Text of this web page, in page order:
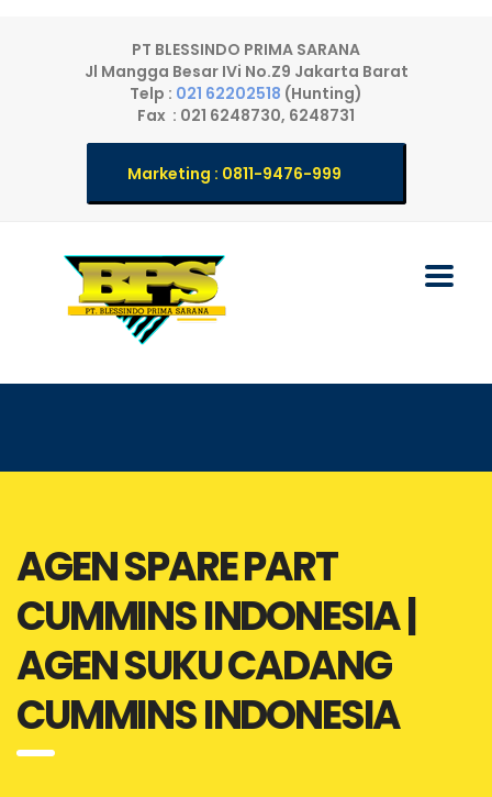
PT BLESSINDO PRIMA SARANA
Jl Mangga Besar IVi No.Z9 Jakarta Barat
Telp : 021 62202518 (Hunting)
Fax : 021 6248730, 6248731
Marketing : 0811-9476-999
AGEN SPARE PART
CUMMINS INDONESIA |
AGEN SUKU CADANG
CUMMINS INDONESIA